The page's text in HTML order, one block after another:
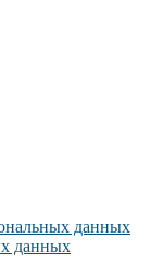
данных
данных